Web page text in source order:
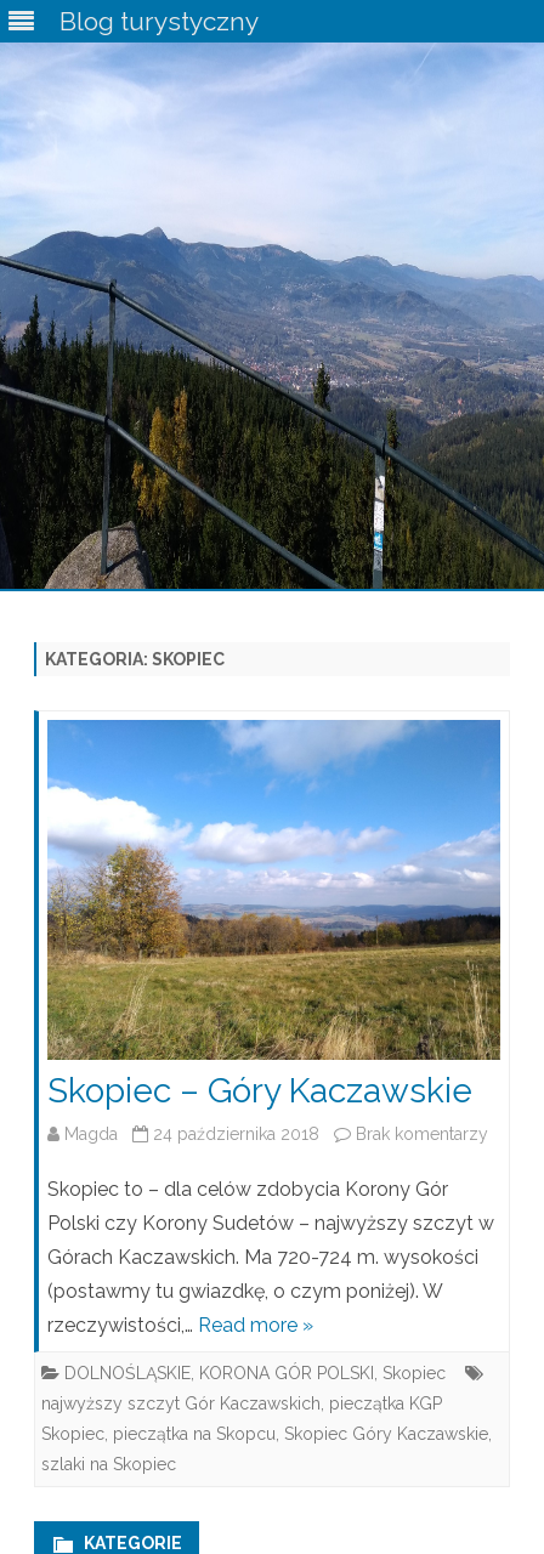
Blog turystyczny
KATEGORIA: SKOPIEC
Skopiec – Góry Kaczawskie
Magda 24 października 2018 Brak komentarzy
S
Skopiec to – dla celów zdobycia Korony Gór
Polski czy Korony Sudetów – najwyższy szczyt w
Górach Kaczawskich. Ma 720-724 m. wysokości
(postawmy tu gwiazdkę, o czym poniżej). W
rzeczywistości,… Read more »
DOLNOŚLĄSKIE KORONA GÓR POLSKI
Skopiec
najwyższy szczyt Gór Kaczawskich pieczątka KGP
Skopiec pieczątka na Skopcu Skopiec Góry Kaczawskie
szlaki na Skopiec
KATEGORIE